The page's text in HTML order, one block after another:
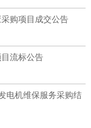
购项目成交公告
流标公告
电机维保服务采购结